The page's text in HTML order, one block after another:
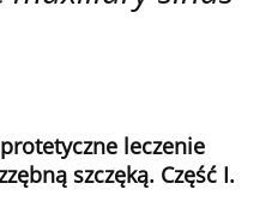
leczenie
szczęką. Część I.